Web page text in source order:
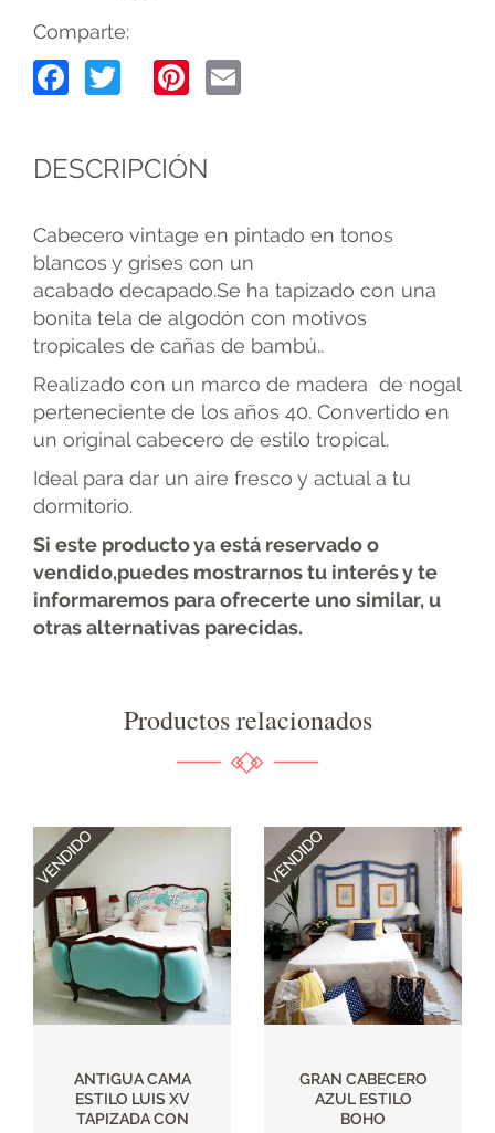
Comparte:
Facebook
TwitterPinterest
DESCRIPCIÓN
Cabecero vintage en pintado en tonos
blancos y grises con un
acabado decapado.Se ha tapizado con una
bonita tela de algodón con motivos
tropicales de cañas de bambú..
Realizado con un marco de madera de nogal
perteneciente de los años 40. Convertido en
un original cabecero de estilo tropical.
Ideal para dar un aire fresco y actual a tu
dormitorio.
Si este producto ya está reservado o
vendido,puedes mostrarnos tu interés y te
informaremos para ofrecerte uno similar, u
otras alternativas parecidas.
Productos relacionados
ANTIGUA CAMA
ESTILO LUIS XV
TAPIZADA CON
GRAN CABECERO
AZUL ESTILO
BOHO